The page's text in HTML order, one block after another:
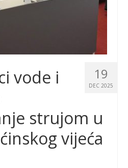
19
DEC 2025
vode i
strujom u
vijeća